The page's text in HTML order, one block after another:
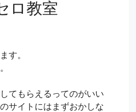
ロ教室
す。
てもらえるってのがいい
サイトにはまずおかしな